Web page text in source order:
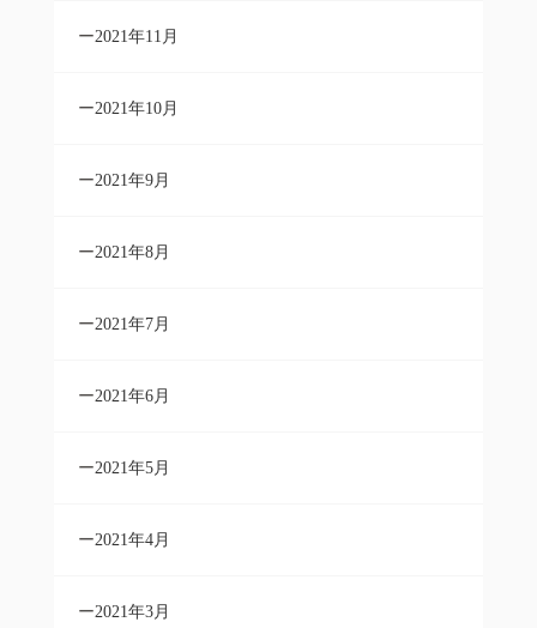
2021年11月
2021年10月
2021年9月
2021年8月
2021年7月
2021年6月
2021年5月
2021年4月
2021年3月